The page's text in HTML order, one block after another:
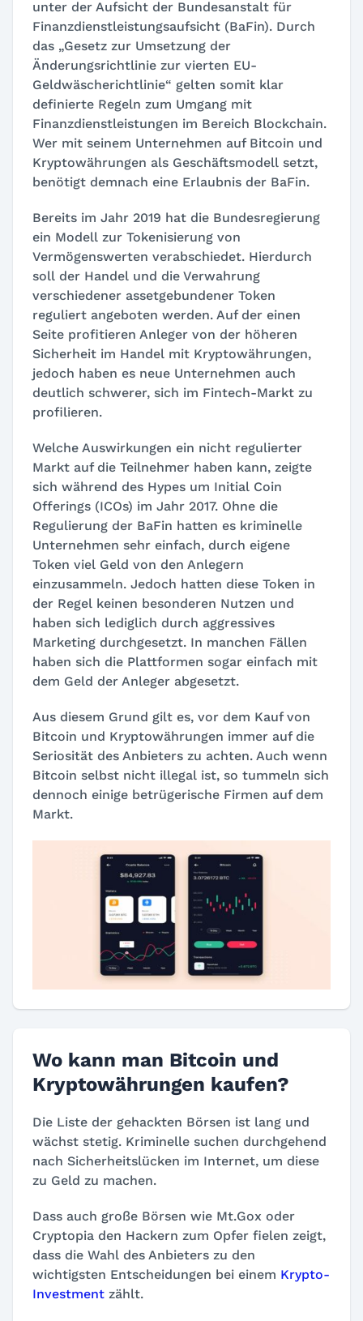
unter der Aufsicht der Bundesanstalt für
Finanzdienstleistungsaufsicht (BaFin). Durch
das „Gesetz zur Umsetzung der
Änderungsrichtlinie zur vierten EU-
Geldwäscherichtlinie“ gelten somit klar
definierte Regeln zum Umgang mit
Finanzdienstleistungen im Bereich Blockchain.
Wer mit seinem Unternehmen auf Bitcoin und
Kryptowährungen als Geschäftsmodell setzt,
benötigt demnach eine Erlaubnis der BaFin.
Bereits im Jahr 2019 hat die Bundesregierung
ein Modell zur Tokenisierung von
Vermögenswerten verabschiedet. Hierdurch
soll der Handel und die Verwahrung
verschiedener assetgebundener Token
reguliert angeboten werden. Auf der einen
Seite profitieren Anleger von der höheren
Sicherheit im Handel mit Kryptowährungen,
jedoch haben es neue Unternehmen auch
deutlich schwerer, sich im Fintech-Markt zu
profilieren.
Welche Auswirkungen ein nicht regulierter
Markt auf die Teilnehmer haben kann, zeigte
sich während des Hypes um Initial Coin
Offerings (ICOs) im Jahr 2017. Ohne die
Regulierung der BaFin hatten es kriminelle
Unternehmen sehr einfach, durch eigene
Token viel Geld von den Anlegern
einzusammeln. Jedoch hatten diese Token in
der Regel keinen besonderen Nutzen und
haben sich lediglich durch aggressives
Marketing durchgesetzt. In manchen Fällen
haben sich die Plattformen sogar einfach mit
dem Geld der Anleger abgesetzt.
Aus diesem Grund gilt es, vor dem Kauf von
Bitcoin und Kryptowährungen immer auf die
Seriosität des Anbieters zu achten. Auch wenn
Bitcoin selbst nicht illegal ist, so tummeln sich
dennoch einige betrügerische Firmen auf dem
Markt.
Wo kann man Bitcoin und
Kryptowährungen kaufen?
Die Liste der gehackten Börsen ist lang und
wächst stetig. Kriminelle suchen durchgehend
nach Sicherheitslücken im Internet, um diese
zu Geld zu machen.
Dass auch große Börsen wie Mt.Gox oder
Cryptopia den Hackern zum Opfer fielen zeigt,
dass die Wahl des Anbieters zu den
wichtigsten Entscheidungen bei einem Krypto-
Investment zählt.